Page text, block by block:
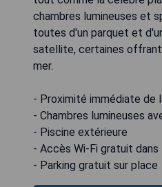
chambres lumineuses et
toutes d'un parquet et
satellite, certaines offrant
mer.
- Proximité immédiate de
- Chambres lumineuses
- Piscine extérieure
- Accès Wi-Fi gratuit
- Parking gratuit sur place